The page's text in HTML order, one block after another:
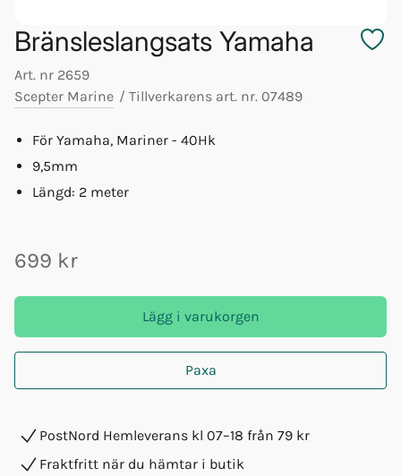
Bränsleslangsats Yamaha
Art. nr 2659
Scepter Marine / Tillverkarens art. nr. 07489
För Yamaha, Mariner - 40Hk
9,5mm
Längd: 2 meter
699 kr
Lägg i varukorgen
Paxa
PostNord Hemleverans kl 07–18 från 79 kr
Fraktfritt när du hämtar i butik